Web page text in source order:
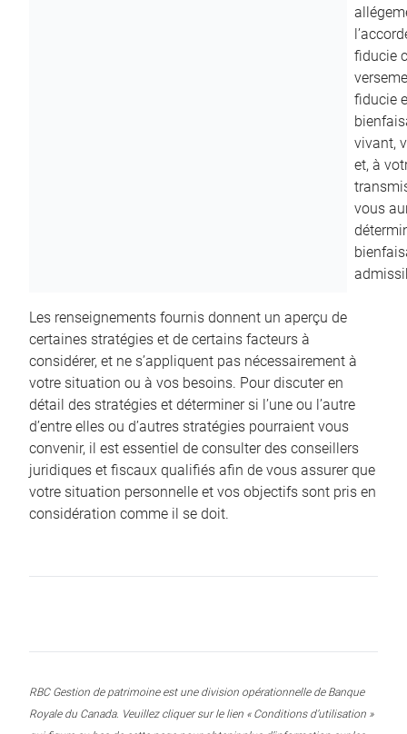
fiducie
fiducie
vivant,
et, à
vous
Les renseignements fournis donnent un aperçu de
certaines stratégies et de certains facteurs à
considérer, et ne s’appliquent pas nécessairement à
votre situation ou à vos besoins. Pour discuter en
détail des stratégies et déterminer si l’une ou l’autre
d’entre elles ou d’autres stratégies pourraient vous
convenir, il est essentiel de consulter des conseillers
juridiques et fiscaux qualifiés afin de vous assurer que
votre situation personnelle et vos objectifs sont pris en
considération comme il se doit.
RBC Gestion de patrimoine est une division opérationnelle de Banque
Royale du Canada. Veuillez cliquer sur le lien « Conditions d’utilisation »